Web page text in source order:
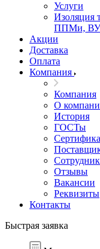
Услуги
Изоляция
ППМи,
Акции
Доставка
Оплата
Компания
Компания
О
История
ГОСТы
Отзывы
Вакансии
Реквизиты
Контакты
Быстрая заявка